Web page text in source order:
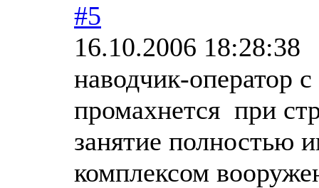
#5
16.10.2006 18:28:38
наводчик-оператор
промахнется при
занятие полностью
комплексом